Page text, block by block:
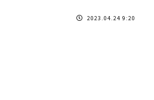
2023.04.24 9:20